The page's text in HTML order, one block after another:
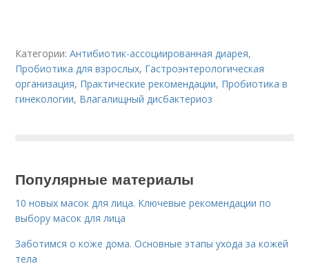
Категории:Антибиотик-ассоциированная диарея,
Пробиотика для взрослых, Гастроэнтерологическая
организация, Практические рекомендации, Пробиотика в
гинекологии, Влагалищный дисбактериоз
Популярные материалы
10 новых масок для лица. Ключевые рекомендации по
выбору масок для лица
Заботимся о коже дома. Основные этапы ухода за кожей
тела